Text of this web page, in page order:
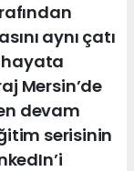
aynı çatı
hayata
Mersin’de
devam
serisinin